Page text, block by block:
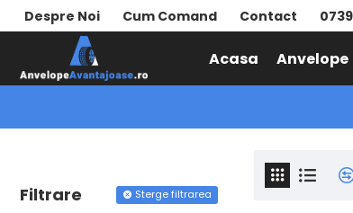
Despre Noi Cum Comand Contact
Acasa Anvelope
Filtrare Sterge filtrarea